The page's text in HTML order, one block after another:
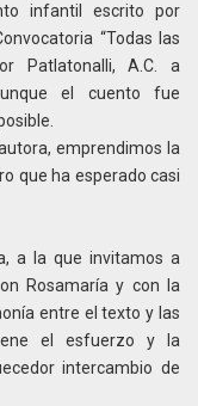
infantil escrito por
“Todas las
Patlatonalli, A.C. a
el cuento fue
emprendimos la
que ha esperado casi
a la que invitamos a
Rosamaría y con la
entre el texto y las
el esfuerzo y la
intercambio de